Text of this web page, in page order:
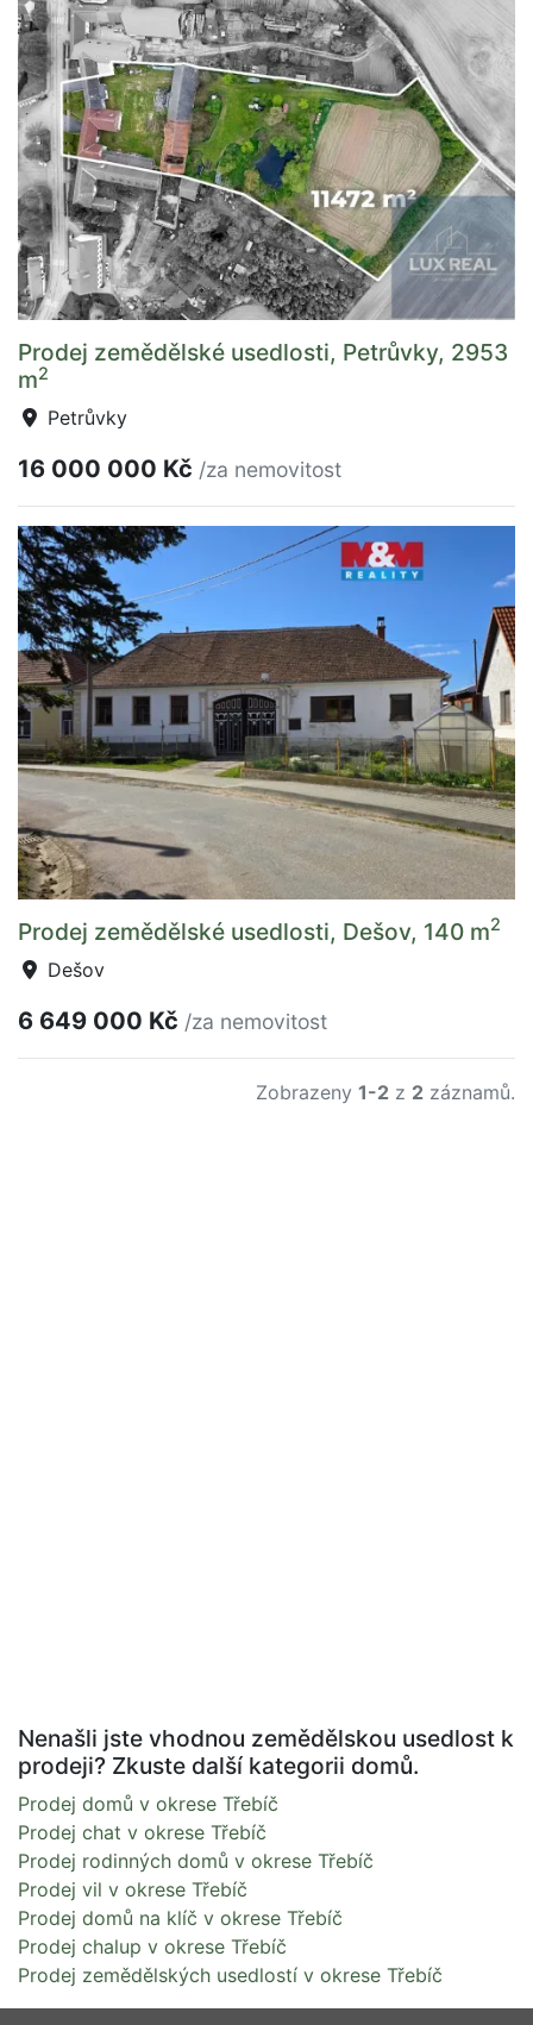
Prodej zemědělské usedlosti, Petrůvky, 2953
m2
Petrůvky
16 000 000 Kč /za nemovitost
Prodej zemědělské usedlosti, Dešov, 140 m2
Dešov
6 649 000 Kč /za nemovitost
Zobrazeny 1-2 z 2 záznamů.
Nenašli jste vhodnou zemědělskou usedlost k
prodeji? Zkuste další kategorii domů.
Prodej domů v okrese Třebíč
Prodej chat v okrese Třebíč
Prodej rodinných domů v okrese Třebíč
Prodej vil v okrese Třebíč
Prodej domů na klíč v okrese Třebíč
Prodej chalup v okrese Třebíč
Prodej zemědělských usedlostí v okrese Třebíč